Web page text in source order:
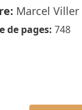
Marcel Viller
de pages: 748